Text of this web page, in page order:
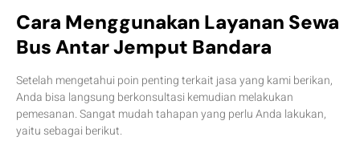
Cara Menggunakan Layanan Sewa
Bus Antar Jemput Bandara
Setelah mengetahui poin penting terkait jasa yang kami berikan,
Anda bisa langsung berkonsultasi kemudian melakukan
pemesanan. Sangat mudah tahapan yang perlu Anda lakukan,
yaitu sebagai berikut.